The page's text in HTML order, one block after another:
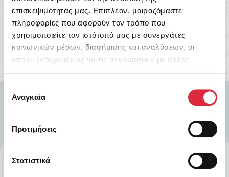
επισκεψιμότητάς μας. Επιπλέον, μοιραζόμαστε
πληροφορίες που αφορούν τον τρόπο που
χρησιμοποιείτε τον ιστότοπό μας με συνεργάτες
κοινωνικών μέσων, διαφήμισης και αναλύσεων, οι
οποίοι ενδεχομένως να τις συνδυάσουν με άλλες
των υπηρεσιών τους.
συγκατάθεσης
Αναγκαία
Προτιμήσεις
Στατιστικά
Αγορά Τώρα